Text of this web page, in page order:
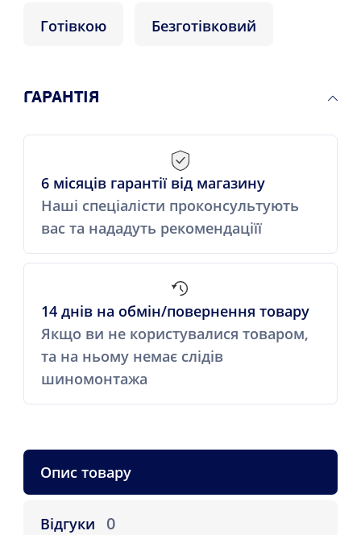
Готівкою Безготівковий
ГАРАНТІЯ
6 місяців гарантії від магазину
Наші спеціалісти проконсультують
вас та нададуть рекомендаціїї
14 днів на обмін/повернення товару
Якщо ви не користувалися товаром,
та на ньому немає слідів
шиномонтажа
Опис товару
Відгуки 0